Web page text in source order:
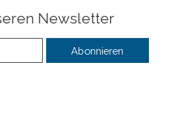
Newsletter
Abonnieren